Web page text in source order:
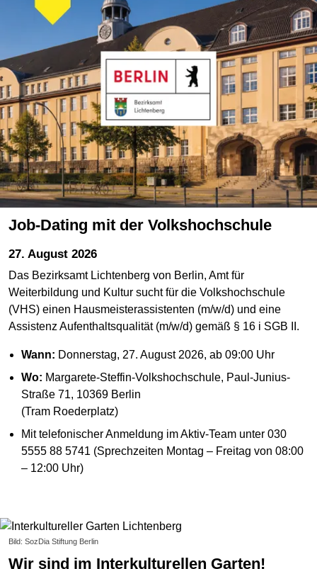
Job-Dating mit der Volkshochschule
27. August 2026
Das Bezirksamt Lichtenberg von Berlin, Amt für
Weiterbildung und Kultur sucht für die Volkshochschule
(VHS) einen Hausmeisterassistenten (m/w/d) und eine
Assistenz Aufenthaltsqualität (m/w/d) gemäß § 16 i SGB II.
Wann: Donnerstag, 27. August 2026, ab 09:00 Uhr
Wo: Margarete-Steffin-Volkshochschule, Paul-Junius-
Straße 71, 10369 Berlin
(Tram Roederplatz)
Mit telefonischer Anmeldung im Aktiv-Team unter 030
5555 88 5741 (Sprechzeiten Montag – Freitag von 08:00
– 12:00 Uhr)
Bild: SozDia Stiftung Berlin
Wir sind im Interkulturellen Garten!